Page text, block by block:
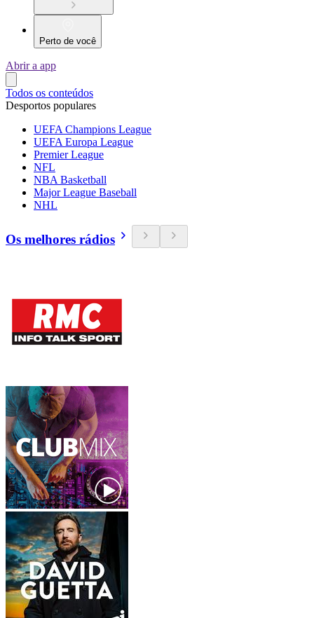
Perto de você
Abrir a app
Todos os conteúdos
Desportos populares
UEFA Champions League
UEFA Europa League
Premier League
NFL
NBA Basketball
Major League Baseball
NHL
Os melhores rádios